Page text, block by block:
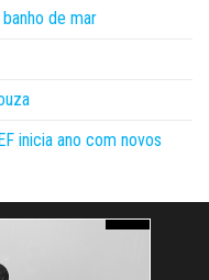
de mar
inicia ano com novos